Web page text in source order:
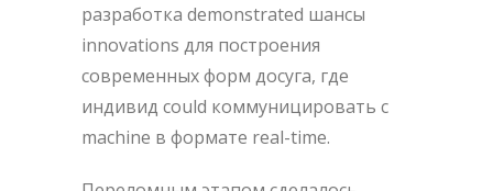
разработка demonstrated шансы
innovations для построения
современных форм досуга, где
индивид could коммуницировать с
machine в формате real-time.